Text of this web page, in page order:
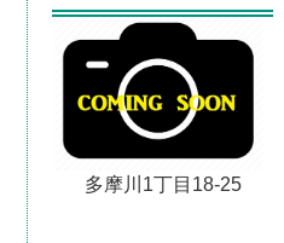
多摩川1丁目18-25